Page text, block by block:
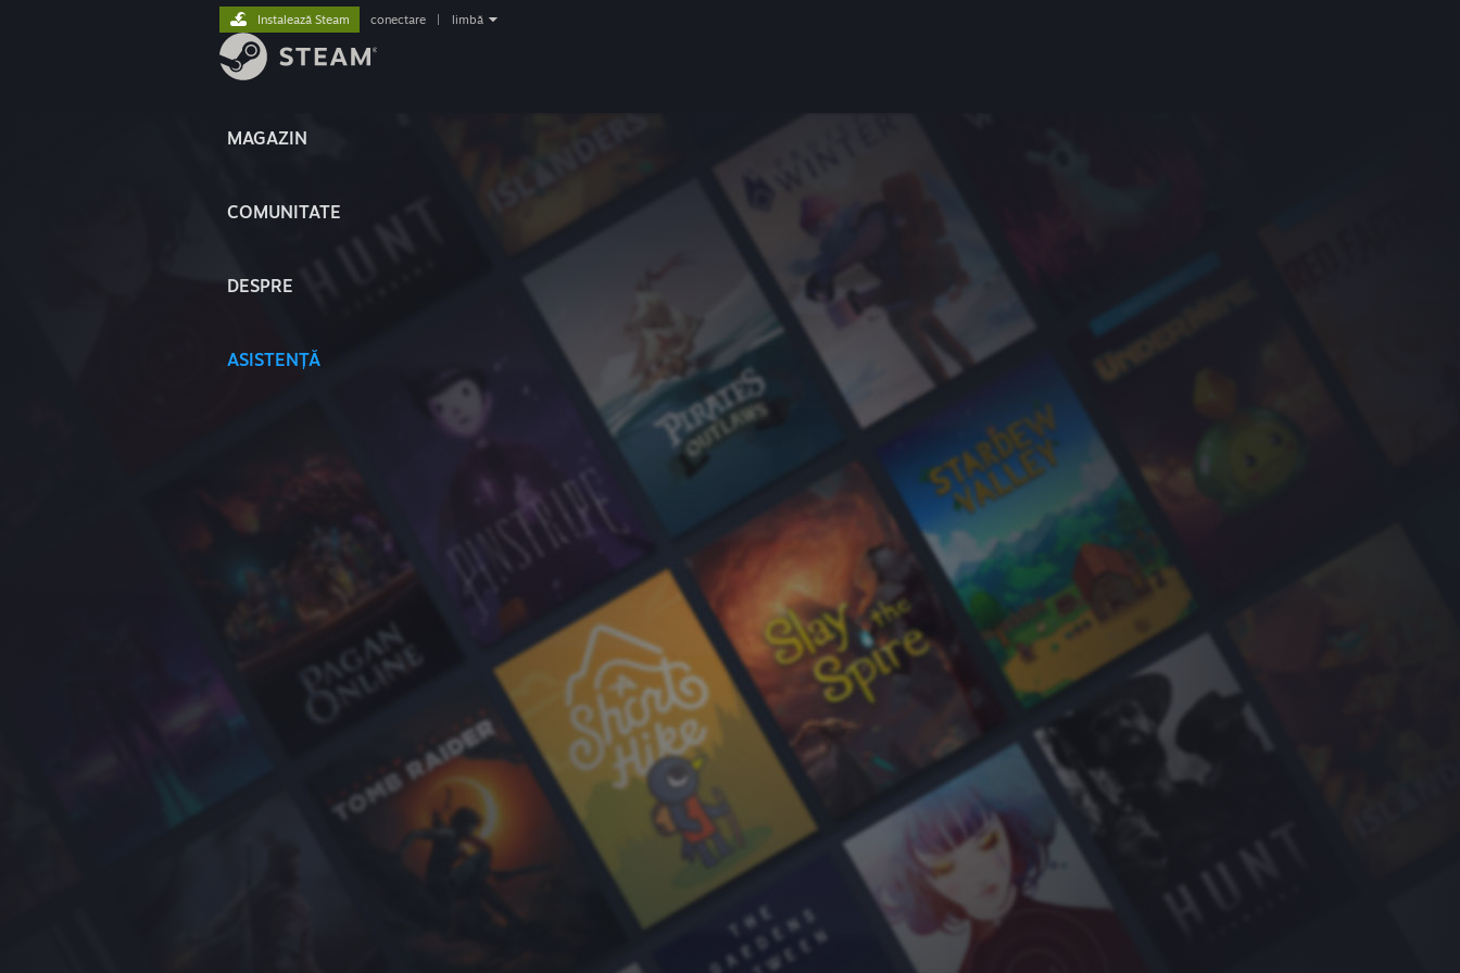
MAGAZIN
COMUNITATE
DESPRE
ASISTENȚĂ
Instalează Steam conectare limbă